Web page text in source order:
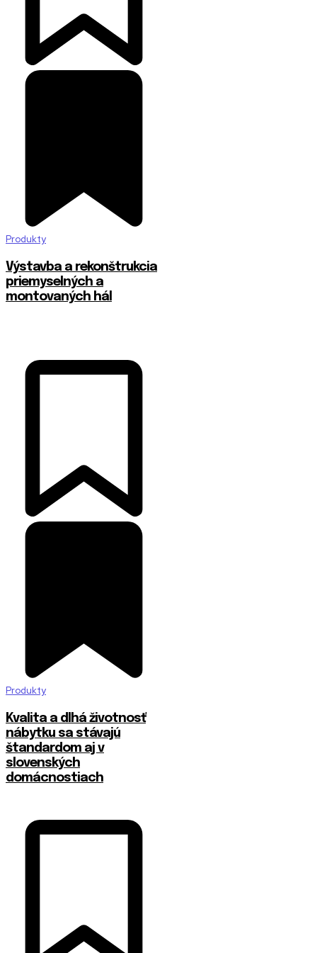
Produkty
Výstavba a rekonštrukcia
priemyselných a
montovaných hál
Produkty
​Kvalita a dlhá životnosť
nábytku sa stávajú
štandardom aj v
slovenských
domácnostiach